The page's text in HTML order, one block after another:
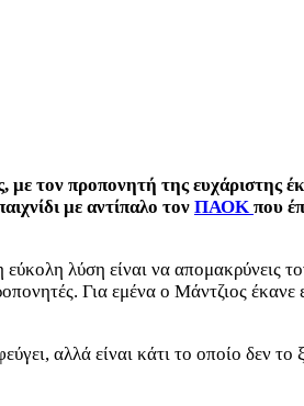
τον προπονητή της ευχάριστης
με αντίπαλο τον ΠΑΟΚ που
εύκολη λύση είναι να απομακρύνεις
Για εμένα ο Μάντζιος έκανε
αλλά είναι κάτι το οποίο δεν